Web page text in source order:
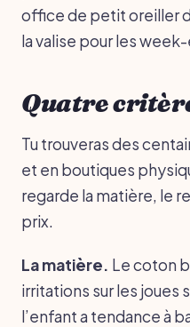
office de petit oreiller
la valise pour les
Quatre
Tu trouveras des
et en boutiques
regarde la matière, le
prix.
La matière. Le coton
irritations sur les joues
l’enfant a tendance à